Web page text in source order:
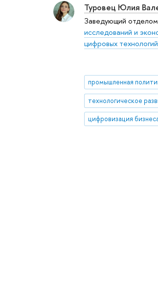
Туровец Юлия
Заведующий
исследований и
цифровых технологий
промышленная
цифровизация